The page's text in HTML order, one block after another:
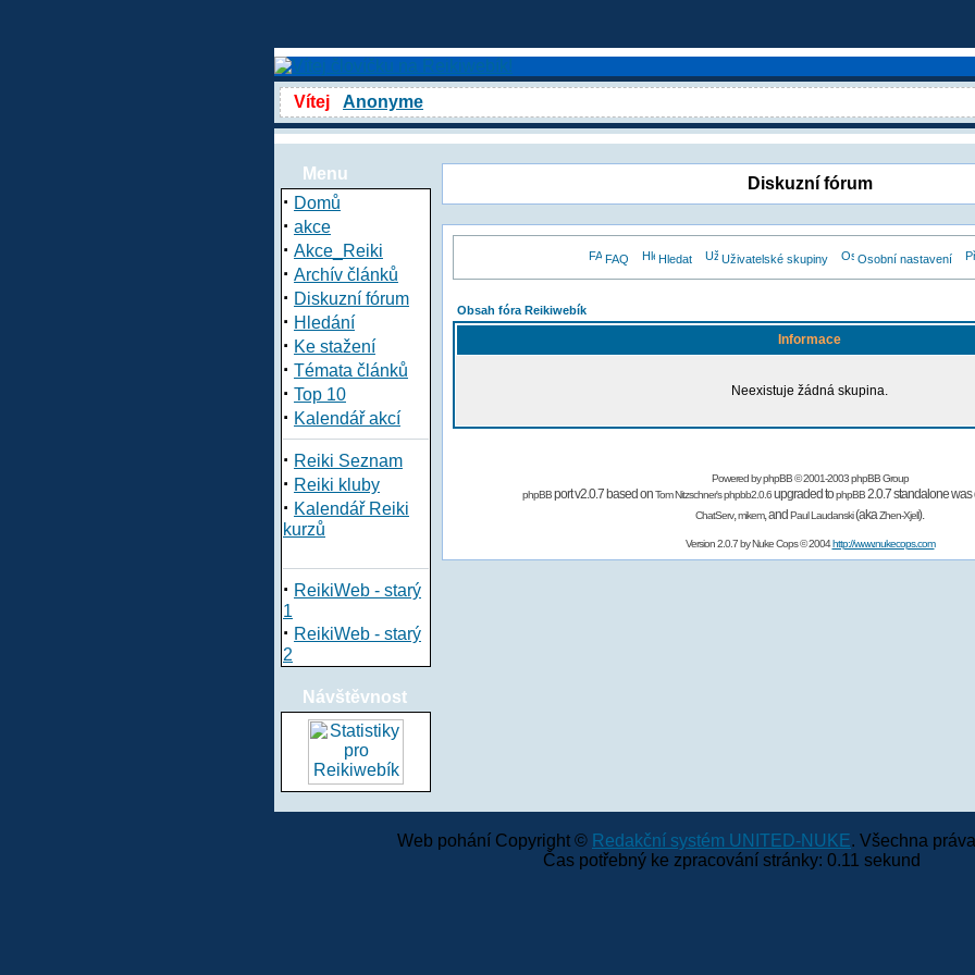
Vítej Anonyme
Menu
· Domů
· akce
· Akce_Reiki
· Archív článků
· Diskuzní fórum
· Hledání
· Ke stažení
· Témata článků
· Top 10
· Kalendář akcí
· Reiki Seznam
· Reiki kluby
· Kalendář Reiki
kurzů
· ReikiWeb - starý
1
· ReikiWeb - starý
2
Návštěvnost
Diskuzní fórum
FAQ Hledat Uživatelské skupiny Osobní nastavení
Obsah fóra Reikiwebík
Informace
Neexistuje žádná skupina.
Powered byphpBB© 2001-2003 phpBB Group
phpBBport v2.0.7 based onTom Nitzschner'sphpbb2.0.6upgraded tophpBB2.0.7 standalone
ChatServ,mikem,and Paul Laudanski(akaZhen-Xjell).
Version 2.0.7 byNuke Cops© 2004http://www.nukecops.com
Web pohání Copyright © Redakční systém UNITED-NUKE. Všechna
Čas potřebný ke zpracování stránky: 0.11 sekund